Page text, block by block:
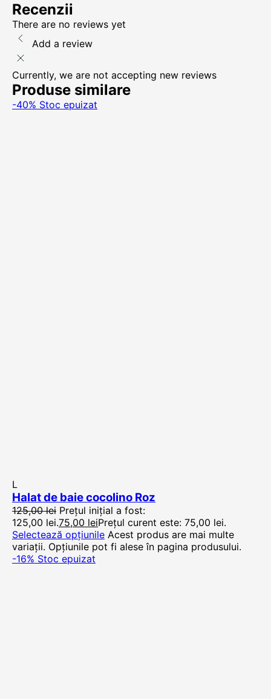
Recenzii
There are no reviews yet
Add a review
Currently, we are not accepting new reviews
Produse similare
-40% Stoc epuizat
L
Halat de baie cocolino Roz
125,00lei Prețul inițial a fost:
125,00 lei.75,00 leiPrețul curent este: 75,00 lei.
Selectează opțiunile Acest produs are mai multe
variații. Opțiunile pot fi alese în pagina produsului.
-16% Stoc epuizat